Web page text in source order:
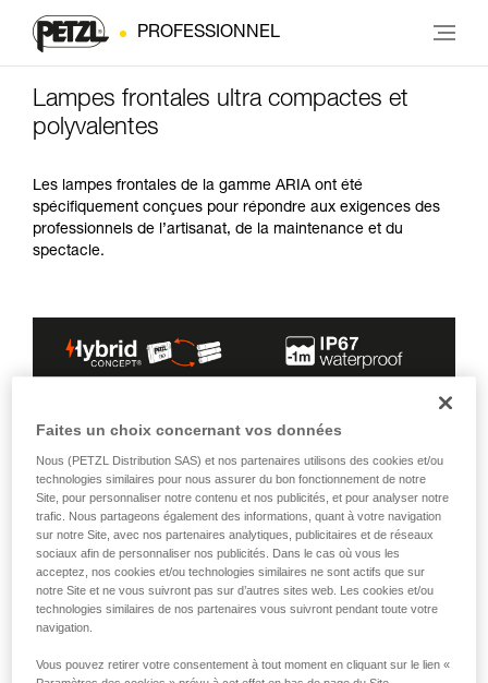
PROFESSIONNEL
Lampes frontales ultra compactes et
polyvalentes
Les lampes frontales de la gamme ARIA ont été
spécifiquement conçues pour répondre aux exigences des
professionnels de l’artisanat, de la maintenance et du
spectacle.
PUISSANCE
MAX.
AUTONOMIE ALIMENTATION
FAISCEAUX
COULEUR(S)
450 lm 100 h
450 lm 110 h
Faites un choix concernant vos données
Nous (PETZL Distribution SAS) et nos partenaires utilisons des cookies et/ou
technologies similaires pour nous assurer du bon fonctionnement de notre
Site, pour personnaliser notre contenu et nos publicités, et pour analyser notre
trafic. Nous partageons également des informations, quant à votre navigation
sur notre Site, avec nos partenaires analytiques, publicitaires et de réseaux
sociaux afin de personnaliser nos publicités. Dans le cas où vous les
acceptez, nos cookies et/ou technologies similaires ne sont actifs que sur
notre Site et ne vous suivront pas sur d’autres sites web. Les cookies et/ou
technologies similaires de nos partenaires vous suivront pendant toute votre
navigation.
Vous pouvez retirer votre consentement à tout moment en cliquant sur le lien «